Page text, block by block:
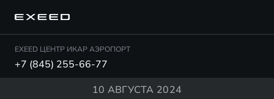
EXEED ЦЕНТР ИКАР АЭРОПОРТ
+7 (845) 255-66-77
10 АВГУСТА 2024